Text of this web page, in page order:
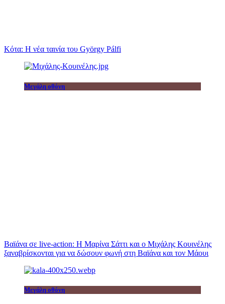
Κότα: Η νέα ταινία του György Pálfi
Μεγάλη οθόνη
Βαϊάνα σε live-action: Η Μαρίνα Σάττι και ο Μιχάλης Κουινέλης
ξαναβρίσκονται για να δώσουν φωνή στη Βαϊάνα και τον Μάουι
Μεγάλη οθόνη